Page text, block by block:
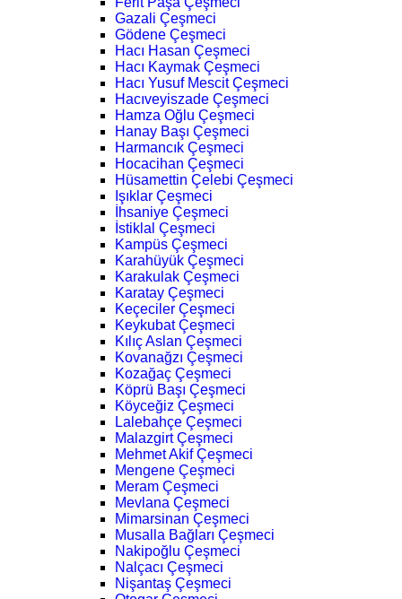
Gazali Çeşmeci
Gödene Çeşmeci
Hacı Hasan Çeşmeci
Hacı Kaymak Çeşmeci
Hacı Yusuf Mescit Çeşmeci
Hacıveyiszade Çeşmeci
Hamza Oğlu Çeşmeci
Hanay Başı Çeşmeci
Harmancık Çeşmeci
Hocacihan Çeşmeci
Hüsamettin Çelebi Çeşmeci
Işıklar Çeşmeci
İhsaniye Çeşmeci
İstiklal Çeşmeci
Kampüs Çeşmeci
Karahüyük Çeşmeci
Karakulak Çeşmeci
Karatay Çeşmeci
Keçeciler Çeşmeci
Keykubat Çeşmeci
Kılıç Aslan Çeşmeci
Kovanağzı Çeşmeci
Kozağaç Çeşmeci
Köprü Başı Çeşmeci
Köyceğiz Çeşmeci
Lalebahçe Çeşmeci
Malazgirt Çeşmeci
Mehmet Akif Çeşmeci
Mengene Çeşmeci
Meram Çeşmeci
Mevlana Çeşmeci
Mimarsinan Çeşmeci
Musalla Bağları Çeşmeci
Nakipoğlu Çeşmeci
Nalçacı Çeşmeci
Nişantaş Çeşmeci